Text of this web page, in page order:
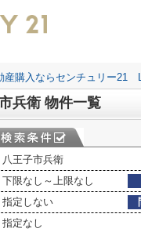
産購入ならセンチュリー21
兵衛 物件一覧
八王子市兵衛
下限なし～上限なし
指定しない
指定なし